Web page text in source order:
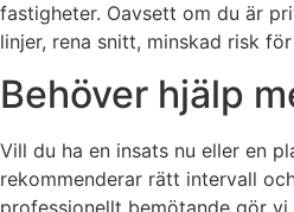
fastigheter. Oavsett om du är
linjer, rena snitt, minskad risk
Behöver hjälp
Vill du ha en insats nu eller en
rekommenderar rätt intervall